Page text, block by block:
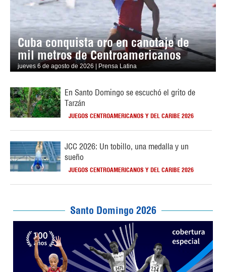
Cuba conquista oro en canotaje de
mil metros de Centroamericanos
jueves 6 de agosto de 2026 | Prensa Latina
En Santo Domingo se escuchó el grito de
Tarzán
JUEGOS CENTROAMERICANOS Y DEL CARIBE 2026
JCC 2026: Un tobillo, una medalla y un
sueño
JUEGOS CENTROAMERICANOS Y DEL CARIBE 2026
Santo Domingo 2026